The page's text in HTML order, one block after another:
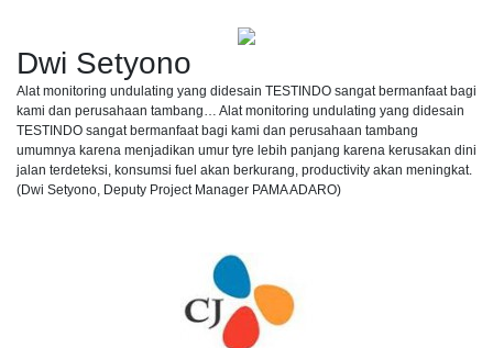
Dwi Setyono
Alat monitoring undulating yang didesain TESTINDO sangat bermanfaat bagi
kami dan perusahaan tambang… Alat monitoring undulating yang didesain
TESTINDO sangat bermanfaat bagi kami dan perusahaan tambang
umumnya karena menjadikan umur tyre lebih panjang karena kerusakan dini
jalan terdeteksi, konsumsi fuel akan berkurang, productivity akan meningkat.
(Dwi Setyono, Deputy Project Manager PAMA ADARO)